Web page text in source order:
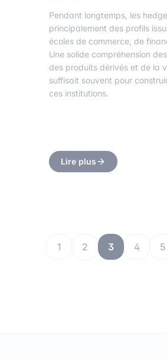
Pendant longtemps, les
principalement des profils
écoles de commerce, de
Une solide compréhension
des produits dérivés et de la
suffisait souvent pour
ces institutions.
Lire plus
1 2 3 4 5